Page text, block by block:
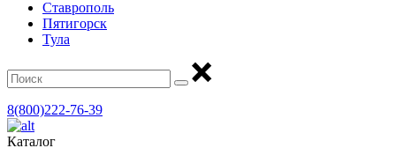
Ставрополь
Пятигорск
Тула
8(800)222-76-39
Каталог